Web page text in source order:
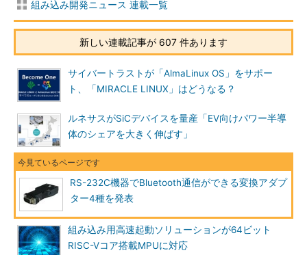
組み込み開発ニュース 連載一覧
新しい連載記事が 607 件あります
サイバートラストが「AlmaLinux OS」をサポー
ト、「MIRACLE LINUX」はどうなる？
ルネサスがSiCデバイスを量産「EV向けパワー半導
体のシェアを大きく伸ばす」
RS-232C機器でBluetooth通信ができる変換アダプ
ター4種を発表
組み込み用高速起動ソリューションが64ビット
RISC-Vコア搭載MPUに対応